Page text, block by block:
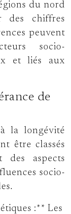
du nord
des chiffres
peuvent
socio-
et liés aux
de
la longévité
être classés
des aspects
socio-
:** Les